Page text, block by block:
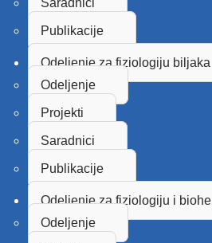
Saradnici
Publikacije
Odeljenje za fiziologiju biljaka
Odeljenje
Projekti
Saradnici
Publikacije
Odeljenje za fiziologiju i
Odeljenje